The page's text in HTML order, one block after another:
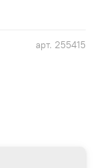
арт. 255415